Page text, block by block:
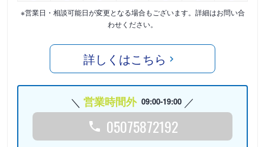
※営業日・相談可能日が変更となる場合もございます。詳細はお問い合
わせください。
詳しくはこちら
営業時間外 09:00-19:00
05075872192